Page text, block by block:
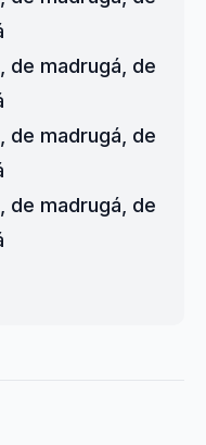
de madrugá, de
de madrugá, de
de madrugá, de